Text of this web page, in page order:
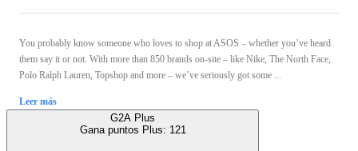
You probably know someone who loves to shop at ASOS – whether you’ve heard
them say it or not. With more than 850 brands on-site – like Nike, The North Face,
Polo Ralph Lauren, Topshop and more – we’ve seriously got some ...
Leer más
G2A Plus
Gana puntos Plus: 121